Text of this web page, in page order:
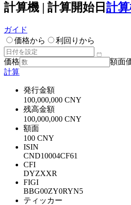
計算機 | 計算開始日 計
ガイド
価格から
利回りから
価格
額面
計算
発行金額
100,000,000 CNY
残高金額
100,000,000 CNY
額面
100 CNY
ISIN
CND10004CF61
CFI
DYZXXR
FIGI
BBG00ZY0RYN5
ティッカー